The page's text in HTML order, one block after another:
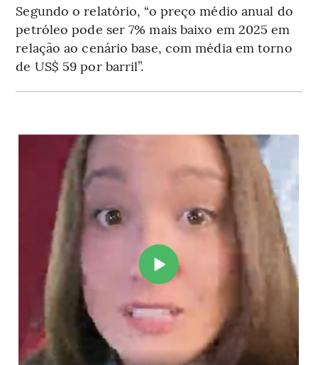
Segundo o relatório, “o preço médio anual do
petróleo pode ser 7% mais baixo em 2025 em
relação ao cenário base, com média em torno
de US$ 59 por barril”.